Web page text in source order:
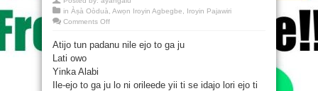
in Àṣà Oòduà Awọn Iroyin Agbegbe
Iroyin Pajawiri
Comments Offon
pàdánu
jù
Atijo tun padanu nile ejo to ga ju
Lati owo
Yinka Alabi
Ile-ejo to ga ju lo ni orileede yii ti se idajo lori ejo ti